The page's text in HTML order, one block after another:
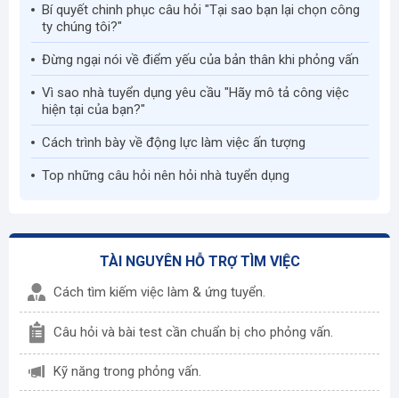
Bí quyết chinh phục câu hỏi "Tại sao bạn lại chọn công
ty chúng tôi?"
Đừng ngại nói về điểm yếu của bản thân khi phỏng vấn
Vì sao nhà tuyển dụng yêu cầu "Hãy mô tả công việc
hiện tại của bạn?"
Cách trình bày về động lực làm việc ấn tượng
Top những câu hỏi nên hỏi nhà tuyển dụng
TÀI NGUYÊN HỖ TRỢ TÌM VIỆC
Cách tìm kiếm việc làm & ứng tuyển.
Câu hỏi và bài test cần chuẩn bị cho phỏng vấn.
Kỹ năng trong phỏng vấn.